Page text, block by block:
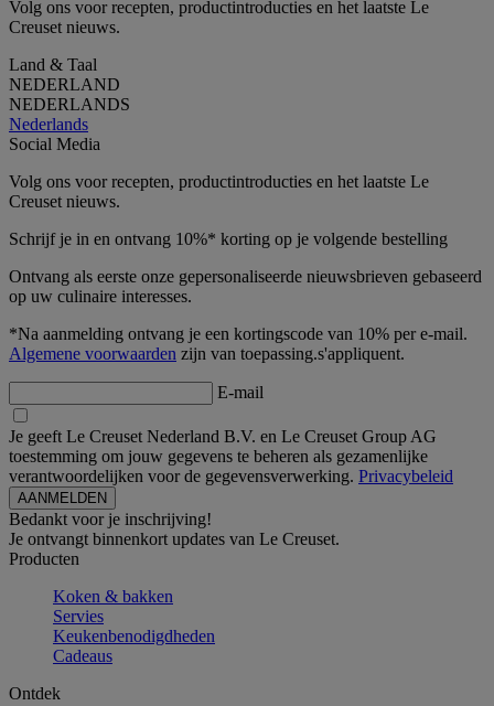
Volg ons voor recepten, productintroducties en het laatste Le
Creuset nieuws.
Land & Taal
NEDERLAND
NEDERLANDS
Nederlands
Social Media
Volg ons voor recepten, productintroducties en het laatste Le
Creuset nieuws.
Schrijf je in en ontvang 10%* korting op je volgende bestelling
Ontvang als eerste onze gepersonaliseerde nieuwsbrieven gebaseerd
op uw culinaire interesses.
*Na aanmelding ontvang je een kortingscode van 10% per e-mail.
Algemene voorwaarden zijn van toepassing.s'appliquent.
E-mail
Je geeft Le Creuset Nederland B.V. en Le Creuset Group AG
toestemming om jouw gegevens te beheren als gezamenlijke
verantwoordelijken voor de gegevensverwerking. Privacybeleid
Bedankt voor je inschrijving!
Je ontvangt binnenkort updates van Le Creuset.
Producten
Koken & bakken
Servies
Keukenbenodigdheden
Cadeaus
Ontdek